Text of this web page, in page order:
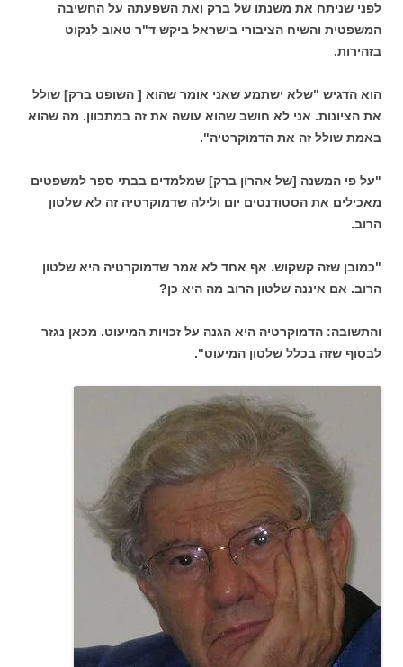
לפני שניתח את משנתו של ברק ואת השפעתה על החשיבה
המשפטית והשיח הציבורי בישראל ביקש ד"ר טאוב לנקוט
בזהירות.
הוא הדגיש "שלא ישתמע שאני אומר שהוא [ השופט ברק] שולל
את הציונות. אני לא חושב שהוא עושה את זה במתכוון. מה שהוא
באמת שולל זה את הדמוקרטיה".
"על פי המשנה [של אהרון ברק] שמלמדים בבתי ספר למשפטים
מאכילים את הסטודנטים יום ולילה שדמוקרטיה זה לא שלטון
הרוב.
"כמובן שזה קשקוש. אף אחד לא אמר שדמוקרטיה היא שלטון
הרוב. אם איננה שלטון הרוב מה היא כן?
והתשובה: הדמוקרטיה היא הגנה על זכויות המיעוט. מכאן נגזר
לבסוף שזה בכלל שלטון המיעוט".